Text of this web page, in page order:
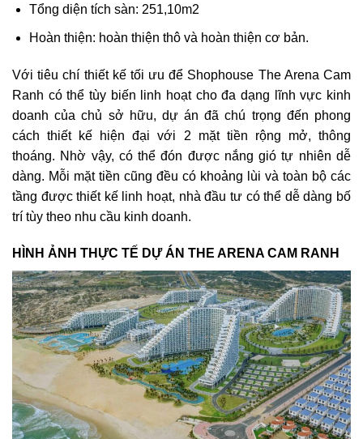
Tổng diện tích sàn: 251,10m2
Hoàn thiện: hoàn thiện thô và hoàn thiện cơ bản.
Với tiêu chí thiết kế tối ưu để Shophouse The Arena Cam
Ranh có thể tùy biến linh hoạt cho đa dạng lĩnh vực kinh
doanh của chủ sở hữu, dự án đã chú trọng đến phong
cách thiết kế hiện đại với 2 mặt tiền rộng mở, thông
thoáng. Nhờ vậy, có thể đón được nắng gió tự nhiên dễ
dàng. Mỗi mặt tiền cũng đều có khoảng lùi và toàn bộ các
tầng được thiết kế linh hoạt, nhà đầu tư có thể dễ dàng bố
trí tùy theo nhu cầu kinh doanh.
HÌNH ẢNH THỰC TẾ DỰ ÁN THE ARENA CAM RANH